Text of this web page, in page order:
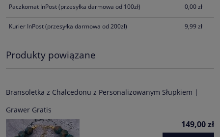
Paczkomat InPost(przesyłka darmowa od 100zł) 0,00 zł
Kurier InPost(przesyłka darmowa od 200zł) 9,99 zł
Produkty powiązane
Bransoletka z Chalcedonu z Personalizowanym Słupkiem |
Grawer Gratis
149,00 zł